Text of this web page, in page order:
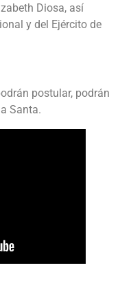
Diosa, así
y del Ejército de
postular, podrán
Santa.